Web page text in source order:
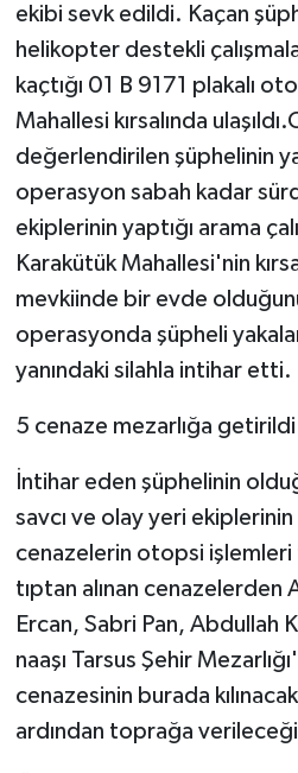
ekibi sevk edildi. Kaçan
helikopter destekli
kaçtığı 01 B 9171 plakalı
Mahallesi kırsalında
değerlendirilen şüphelinin
operasyon sabah kadar
ekiplerinin yaptığı arama
Karakütük Mahallesi'nin
mevkiinde bir evde
operasyonda şüpheli
yanındaki silahla intihar etti.
5 cenaze mezarlığa getirildi
İntihar eden şüphelinin
savcı ve olay yeri ekiplerinin
cenazelerin otopsi işlemleri
tıptan alınan
Ercan, Sabri Pan, Abdullah
naaşı Tarsus Şehir
cenazesinin burada
ardından toprağa